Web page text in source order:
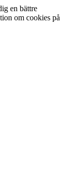
en bättre
om cookies på